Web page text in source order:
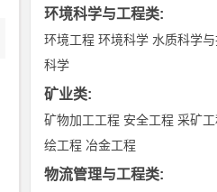
环境科学与工程类:
环境工程 环境科学 水质科学
科学
矿业类:
矿物加工工程 安全工程 采矿
绘工程 冶金工程
物流管理与工程类: